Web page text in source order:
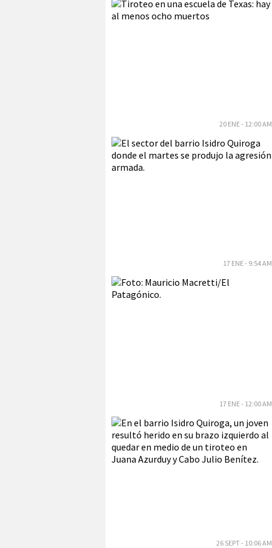
20 ENE - 12:00 AM
17 ENE - 9:54 AM
17 ENE - 12:00 AM
26 SEPT - 10:06 AM